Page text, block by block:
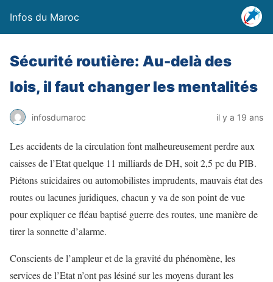
Infos du Maroc
Sécurité routière: Au-delà des
lois, il faut changer les mentalités
infosdumaroc il y a 19 ans
Les accidents de la circulation font malheureusement perdre aux
caisses de l’Etat quelque 11 milliards de DH, soit 2,5 pc du PIB.
Piétons suicidaires ou automobilistes imprudents, mauvais état des
routes ou lacunes juridiques, chacun y va de son point de vue
pour expliquer ce fléau baptisé guerre des routes, une manière de
tirer la sonnette d’alarme.
Conscients de l’ampleur et de la gravité du phénomène, les
services de l’Etat n’ont pas lésiné sur les moyens durant les